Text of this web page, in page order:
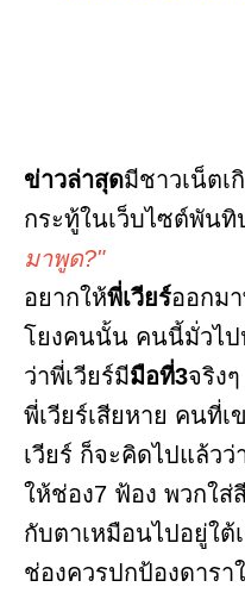
ข่าวล่าสุดมีชาวเน็ตเ
กระทู้ในเว็บไซต์พันทิ
มาพูด?"
อยากให้พี่เวียร์ออกม
โยงคนนั้น คนนี้มั่วไ
ว่าพี่เวียร์มีมือที่3จริง
พี่เวียร์เสียหาย คนที่
เวียร์ ก็จะคิดไปแล้วว่
ให้ช่อง7 ฟ้อง พวกใ
กับตาเหมือนไปอยู่ใต้
ช่องควรปกป้องดารา